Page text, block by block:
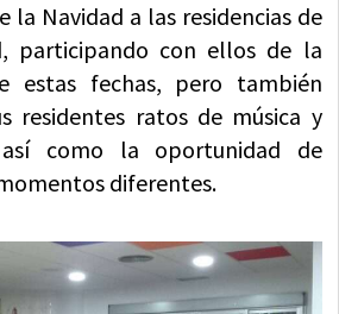
la Navidad a las residencias de
participando con ellos de la
estas fechas, pero también
residentes ratos de música y
como la oportunidad de
diferentes.